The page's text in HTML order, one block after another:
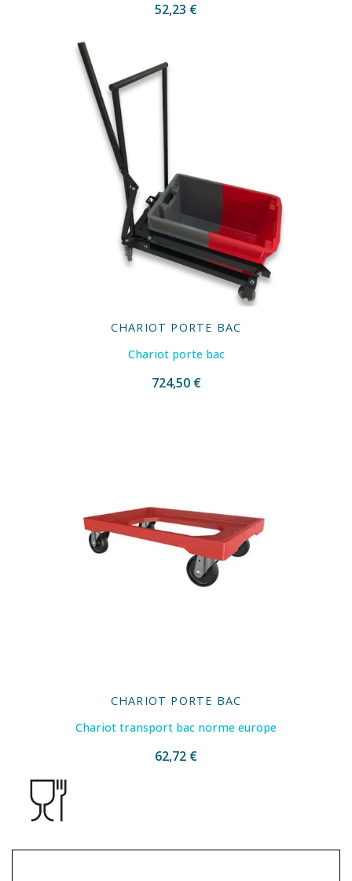
52,23 €
CHARIOT PORTE BAC
Chariot porte bac
724,50 €
CHARIOT PORTE BAC
Chariot transport bac norme europe
62,72 €